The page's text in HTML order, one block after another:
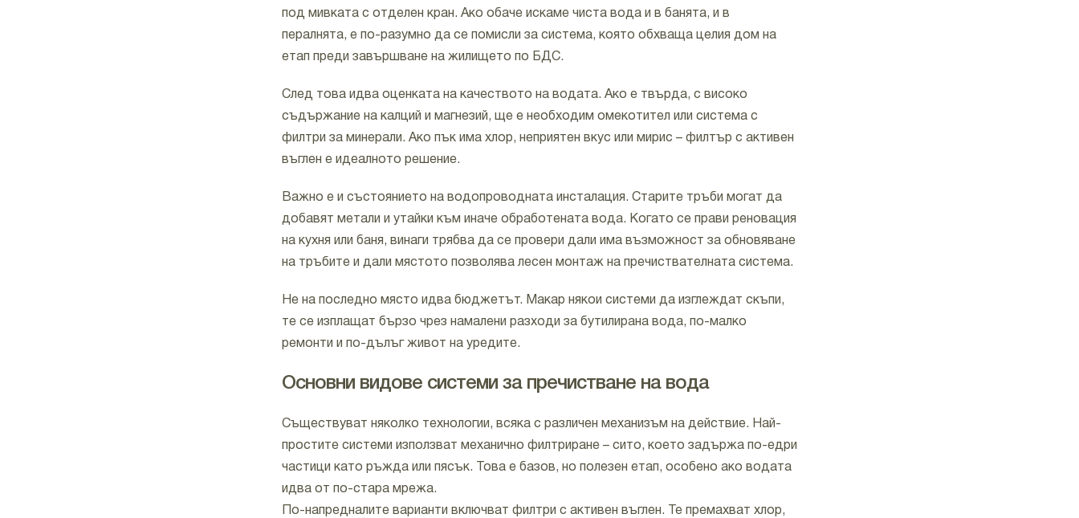
под мивката с отделен кран. Ако обаче искаме чиста вода и в банята, и в
пералнята, е по-разумно да се помисли за система, която обхваща целия дом на
етап преди завършване на жилището по БДС.
След това идва оценката на качеството на водата. Ако е твърда, с високо
съдържание на калций и магнезий, ще е необходим омекотител или система с
филтри за минерали. Ако пък има хлор, неприятен вкус или мирис – филтър с активен
въглен е идеалното решение.
Важно е и състоянието на водопроводната инсталация. Старите тръби могат да
добавят метали и утайки към иначе обработената вода. Когато се прави реновация
на кухня или баня, винаги трябва да се провери дали има възможност за обновяване
на тръбите и дали мястото позволява лесен монтаж на пречиствателната система.
Не на последно място идва бюджетът. Макар някои системи да изглеждат скъпи,
те се изплащат бързо чрез намалени разходи за бутилирана вода, по-малко
ремонти и по-дълъг живот на уредите.
Основни видове системи за пречистване на вода
Съществуват няколко технологии, всяка с различен механизъм на действие. Най-
простите системи използват механично филтриране – сито, което задържа по-едри
частици като ръжда или пясък. Това е базов, но полезен етап, особено ако водата
идва от по-стара мрежа.
По-напредналите варианти включват филтри с активен въглен. Те премахват хлор,